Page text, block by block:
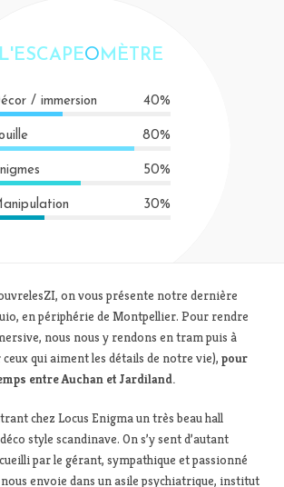
L'ESCAPEOMÈTRE
/ immersion 40%
80%
50%
30%
on vous présente notre dernière
en périphérie de Montpellier. Pour rendre
nous nous y rendons en tram puis à
ceux qui aiment les détails de notre vie), pour
entre Auchan et Jardiland.
chez Locus Enigma un très beau hall
style scandinave. On s’y sent d’autant
par le gérant, sympathique et passionné
nous envoie dans un asile psychiatrique, institut